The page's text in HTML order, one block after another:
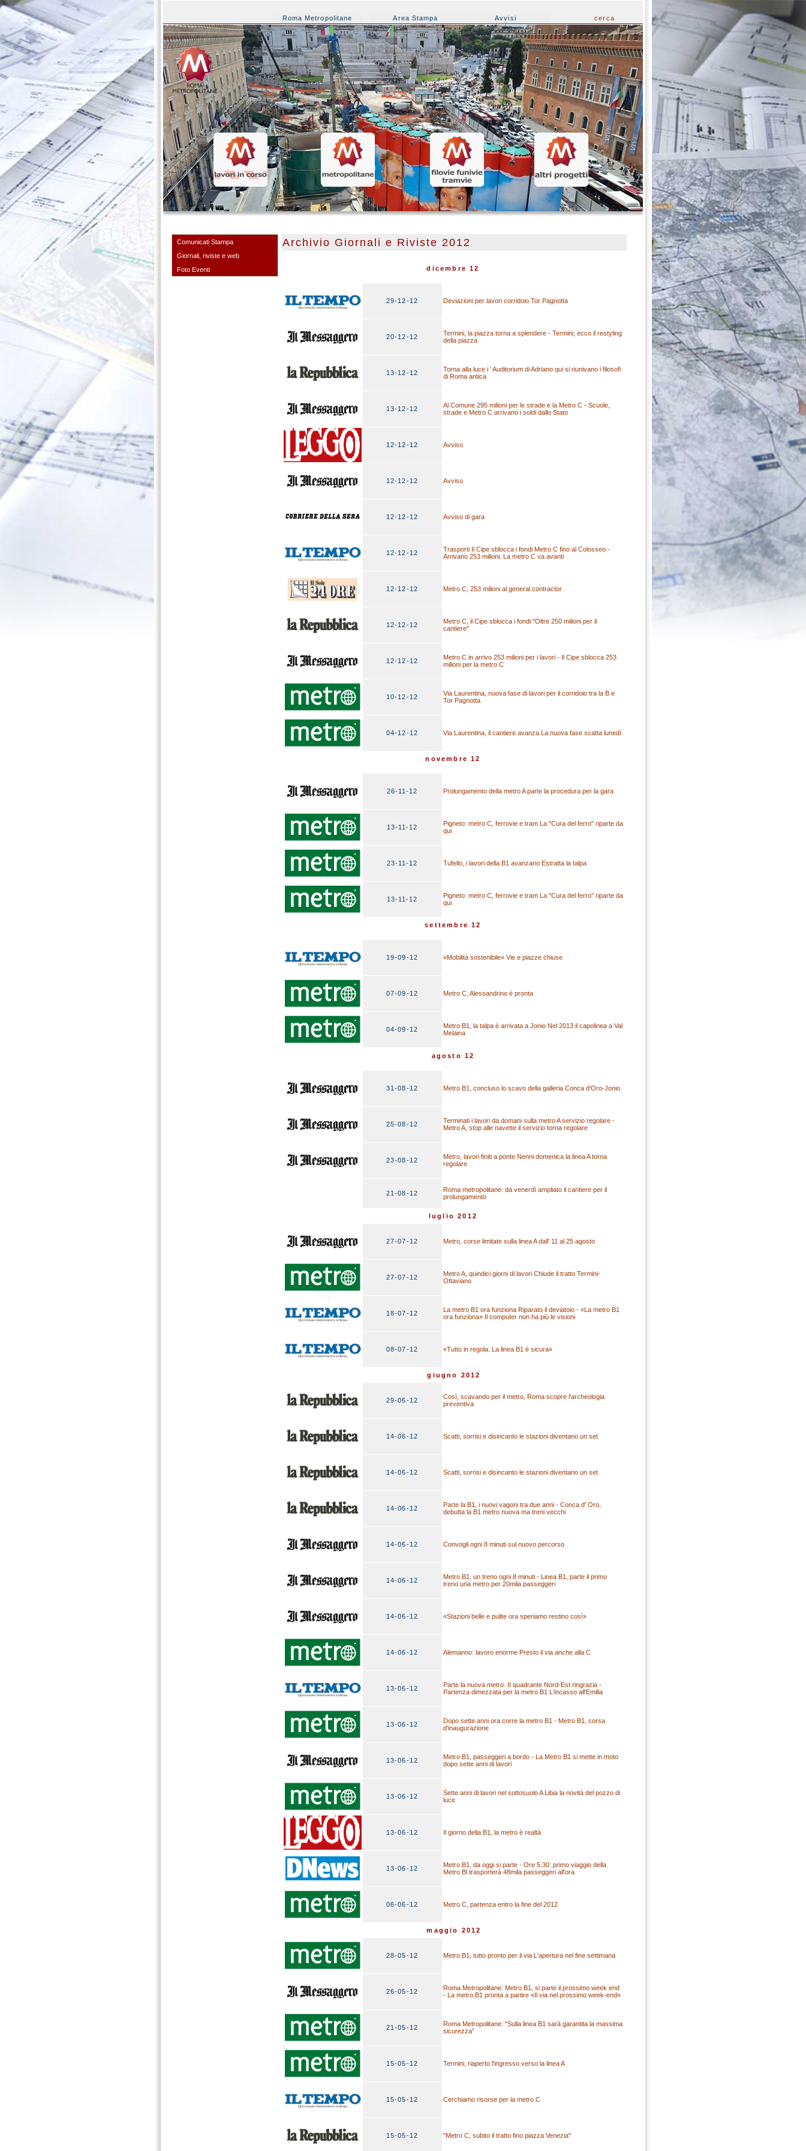
Roma Metropolitane Area Stampa Avvisi cerca
Comunicati Stampa
Giornali, riviste e web
Foto Eventi
Archivio Giornali e Riviste 2012
dicembre 12
29-12-12 Deviazioni per lavori corridoio Tor Pagnotta
20-12-12
Termini, la piazza torna a splendere - Termini, ecco il restyling
della piazza
13-12-12
Torna alla luce i ' Auditorium di Adriano qui si riunivano i filosofi
di Roma antica
13-12-12
Al Comune 295 milioni per le strade e la Metro C - Scuole,
strade e Metro C arrivano i soldi dallo Stato
12-12-12 Avviso
12-12-12 Avviso
12-12-12 Avviso di gara
12-12-12
Trasporti Il Cipe sblocca i fondi Metro C fino al Colosseo -
Arrivano 253 milioni. La metro C va avanti
12-12-12 Metro C, 253 milioni al general contractor
12-12-12
Metro C, il Cipe sblocca i fondi "Oltre 250 milioni per il
cantiere"
12-12-12
Metro C in arrivo 253 milioni per i lavori - Il Cipe sblocca 253
milioni per la metro C
10-12-12
Via Laurentina, nuova fase di lavori per il corridoio tra la B e
Tor Pagnotta
04-12-12 Via Laurentina, il cantiere avanza La nuova fase scatta lunedì
novembre 12
26-11-12 Prolungamento della metro A parte la procedura per la gara
13-11-12
Pigneto: metro C, ferrovie e tram La "Cura del ferro" riparte da
qui
23-11-12 Tufello, i lavori della B1 avanzano Estratta la talpa
13-11-12
Pigneto: metro C, ferrovie e tram La "Cura del ferro" riparte da
qui
settembre 12
19-09-12 «Mobilità sostenibile» Vie e piazze chiuse
07-09-12 Metro C, Alessandrino è pronta
04-09-12
Metro B1, la talpa è arrivata a Jonio Nel 2013 il capolinea a Val
Melaina
agosto 12
31-08-12 Metro B1, concluso lo scavo della galleria Conca d'Oro-Jonio
25-08-12
Terminati i lavori da domani sulla metro A servizio regolare -
Metro A, stop alle navette il servizio torna regolare
23-08-12
Metro, lavori finiti a ponte Nenni domenica la linea A torna
regolare
21-08-12
Roma metropolitane: da venerdì ampliato il cantiere per il
prolungamento
luglio 2012
27-07-12 Metro, corse limitate sulla linea A dall' 11 al 25 agosto
27-07-12
Metro A, quindici giorni di lavori Chiude il tratto Termini-
Ottaviano
18-07-12
La metro B1 ora funziona Riparato il deviatoio - «La metro B1
ora funziona» Il computer non ha più le visioni
08-07-12 «Tutto in regola. La linea B1 è sicura»
giugno 2012
29-06-12
Così, scavando per il metro, Roma scopre l'archeologia
preventiva
14-06-12 Scatti, sorrisi e disincanto le stazioni diventano un set
14-06-12 Scatti, sorrisi e disincanto le stazioni diventano un set
14-06-12
Parte la B1, i nuovi vagoni tra due anni - Conca d' Oro,
debutta la B1 metro nuova ma treni vecchi
14-06-12 Convogli ogni 8 minuti sul nuovo percorso
14-06-12
Metro B1, un treno ogni 8 minuti - Linea B1, parte il primo
treno una metro per 20mila passeggeri
14-06-12 «Stazioni belle e pulite ora speriamo restino così»
14-06-12 Alemanno: lavoro enorme Presto il via anche alla C
13-06-12
Parte la nuova metro. II quadrante Nord-Est ringrazia -
Partenza dimezzata per la metro B1 L'incasso all'Emilia
13-06-12
Dopo sette anni ora corre la metro B1 - Metro B1, corsa
d'inaugurazione
13-06-12
Metro B1, passeggeri a bordo - La Metro B1 si mette in moto
dopo sette anni di lavori
13-06-12
Sette anni di lavori nel sottosuolo A Libia la novità del pozzo di
luce
13-06-12 Il giorno della B1, la metro è realtà
13-06-12
Metro B1, da oggi si parte - Ore 5.30: primo viaggio della
Metro Bl trasporterà 48mila passeggeri all'ora
06-06-12 Metro C, partenza entro la fine del 2012
maggio 2012
28-05-12 Metro B1, tutto pronto per il via L'apertura nel fine settimana
26-05-12
Roma Metropolitane: Metro B1, si parte il prossimo week end
- La metro B1 pronta a partire «Il via nel prossimo week-end»
21-05-12
Roma Metropolitane: "Sulla linea B1 sarà garantita la massima
sicurezza"
15-05-12 Termini, riaperto l'ingresso verso la linea A
15-05-12 Cerchiamo risorse per la metro C
15-05-12 "Metro C, subito il tratto fino piazza Venezia"